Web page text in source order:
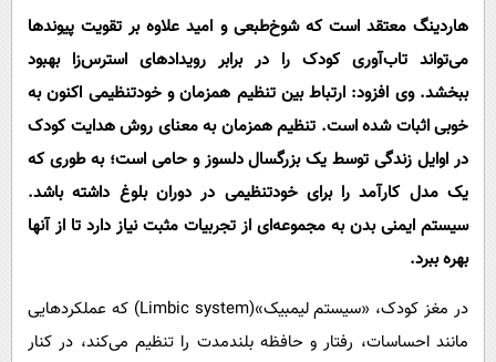
هاردینگ معتقد است که شوخ‌طبعی و امید علاوه بر تقویت پیوندها
می‌تواند تاب‌آوری کودک را در برابر رویدادهای استرس‌زا بهبود
ببخشد. وی افزود: ارتباط بین تنظیم همزمان و خودتنظیمی اکنون به
خوبی اثبات شده است. تنظیم همزمان به معنای روش هدایت کودک
در اوایل زندگی توسط یک بزرگسال دلسوز و حامی است؛ به طوری که
یک مدل کارآمد را برای خودتنظیمی در دوران بلوغ داشته باشد.
سیستم ایمنی بدن به مجموعه‌ای از تجربیات مثبت نیاز دارد تا از آنها
بهره ببرد.
در مغز کودک، «سیستم لیمبیک»(Limbic system) که عملکردهایی
مانند احساسات، رفتار و حافظه بلندمدت را تنظیم می‌کند، در کنار